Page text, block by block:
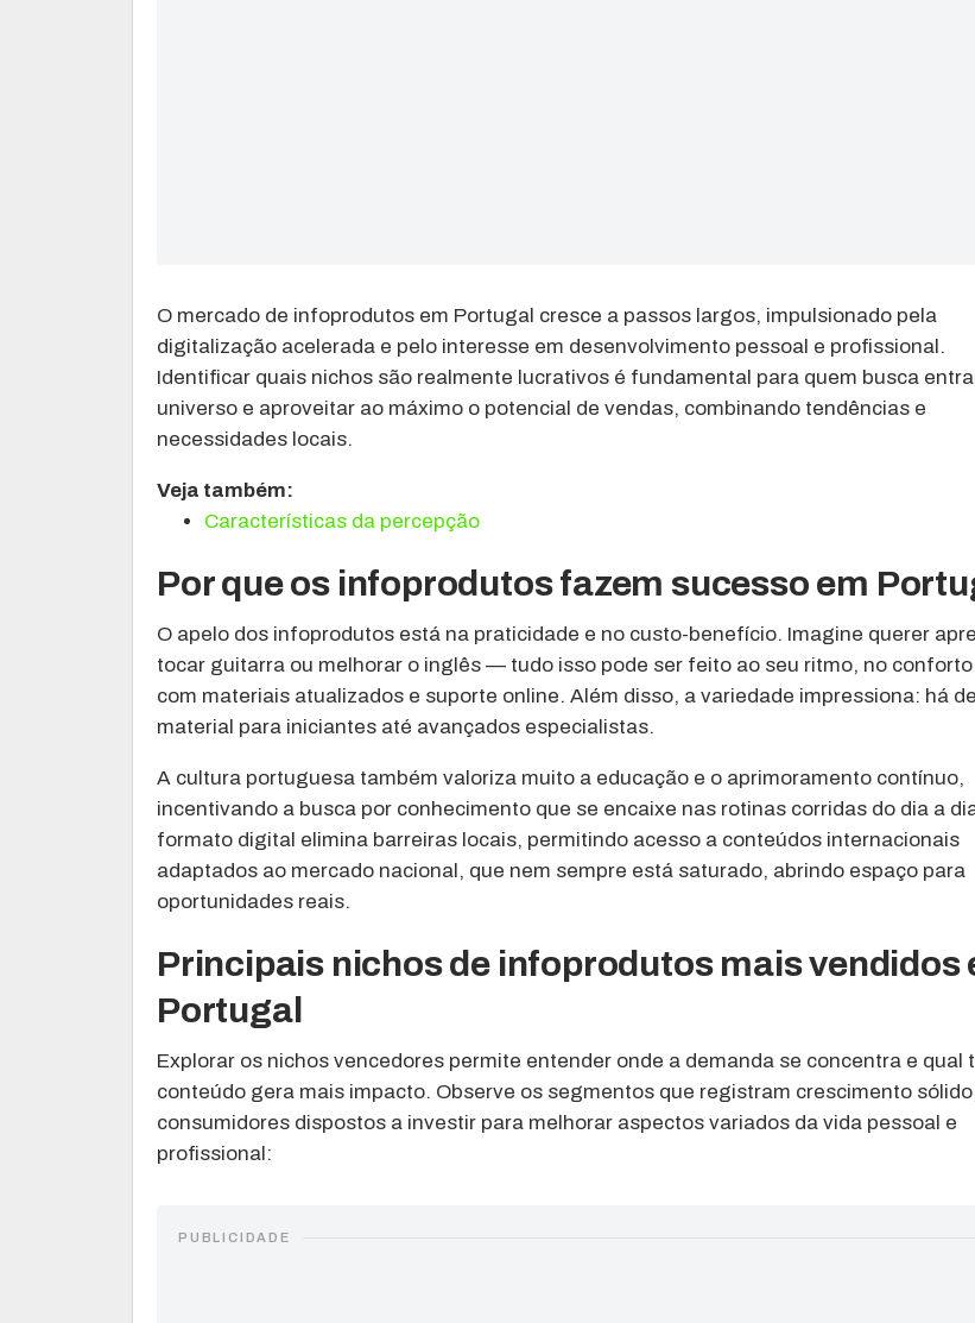
O mercado de infoprodutos em Portugal cresce a passos largos, impulsionado pela
digitalização acelerada e pelo interesse em desenvolvimento pessoal e profissional.
Identificar quais nichos são realmente lucrativos é fundamental para quem busca
universo e aproveitar ao máximo o potencial de vendas, combinando tendências e
necessidades locais.
Veja também:
Características da percepção
Por que os infoprodutos fazem sucesso em
O apelo dos infoprodutos está na praticidade e no custo-benefício. Imagine querer
tocar guitarra ou melhorar o inglês — tudo isso pode ser feito ao seu ritmo, no conforto
com materiais atualizados e suporte online. Além disso, a variedade impressiona: há
material para iniciantes até avançados especialistas.
A cultura portuguesa também valoriza muito a educação e o aprimoramento contínuo,
incentivando a busca por conhecimento que se encaixe nas rotinas corridas do dia a
formato digital elimina barreiras locais, permitindo acesso a conteúdos internacionais
adaptados ao mercado nacional, que nem sempre está saturado, abrindo espaço para
oportunidades reais.
Principais nichos de infoprodutos mais vendidos
Portugal
Explorar os nichos vencedores permite entender onde a demanda se concentra e qual
conteúdo gera mais impacto. Observe os segmentos que registram crescimento
consumidores dispostos a investir para melhorar aspectos variados da vida pessoal e
profissional:
PUBLICIDADE